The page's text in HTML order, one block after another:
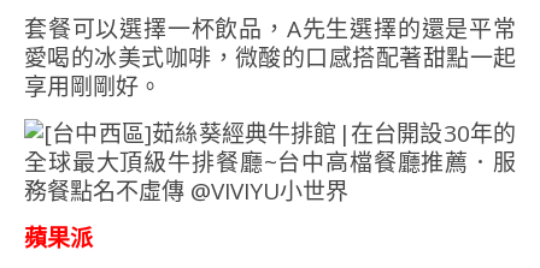
套餐可以選擇一杯飲品，A先生選擇的還是平常
愛喝的冰美式咖啡，微酸的口感搭配著甜點一起
享用剛剛好。
蘋果派